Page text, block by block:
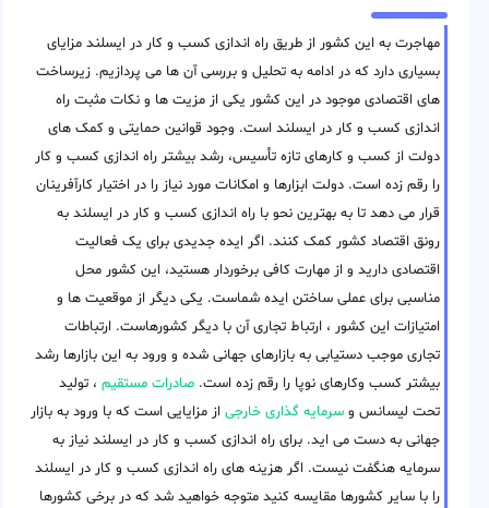
مهاجرت به این کشور از طریق راه اندازی کسب و کار در ایسلند مزایای
بسیاری دارد که در ادامه به تحلیل و بررسی آن ها می پردازیم. زیرساخت
های اقتصادی موجود در این کشور یکی از مزیت ها و نکات مثبت راه
اندازی کسب و کار در ایسلند است. وجود قوانین حمایتی و کمک های
دولت از کسب و کارهای تازه تأسیس، رشد بیشتر راه اندازی کسب و کار
را رقم زده است. دولت ابزارها و امکانات مورد نیاز را در اختیار کارآفرینان
قرار می دهد تا به بهترین نحو با راه اندازی کسب و کار در ایسلند به
رونق اقتصاد کشور کمک کنند. اگر ایده جدیدی برای یک فعالیت
اقتصادی دارید و از مهارت کافی برخوردار هستید، این کشور محل
مناسبی برای عملی ساختن ایده شماست. یکی دیگر از موقعیت ها و
امتیازات این کشور ، ارتباط تجاری آن با دیگر کشورهاست. ارتباطات
تجاری موجب دستیابی به بازارهای جهانی شده و ورود به این بازارها رشد
بیشتر کسب وکارهای نوپا را رقم زده است. صادرات مستقیم ، تولید
تحت لیسانس و سرمایه گذاری خارجی از مزایایی است که با ورود به بازار
جهانی به دست می اید. برای راه اندازی کسب و کار در ایسلند نیاز به
سرمایه هنگفت نیست. اگر هزینه های راه اندازی کسب و کار در ایسلند
را با سایر کشورها مقایسه کنید متوجه خواهید شد که در برخی کشورها